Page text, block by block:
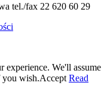
tel./fax 22 620 60 29
experience. We'll assume
you wish.Accept Read